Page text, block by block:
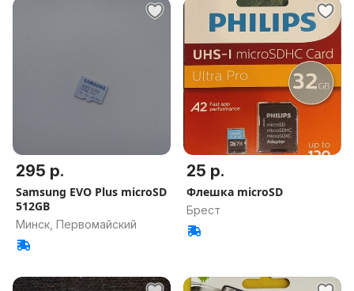
295 р.
Samsung EVO Plus microSD
512GB
Минск, Первомайский
25 р.
Флешка microSD
Брест